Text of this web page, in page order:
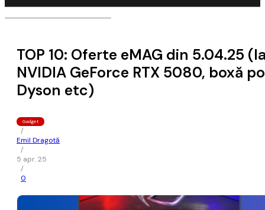
TOP 10: Oferte eMAG din 5.04.25
NVIDIA GeForce RTX 5080, boxă
Dyson etc)
Gadget
/
Emil Dragotă
/
5 apr. 25
/
0